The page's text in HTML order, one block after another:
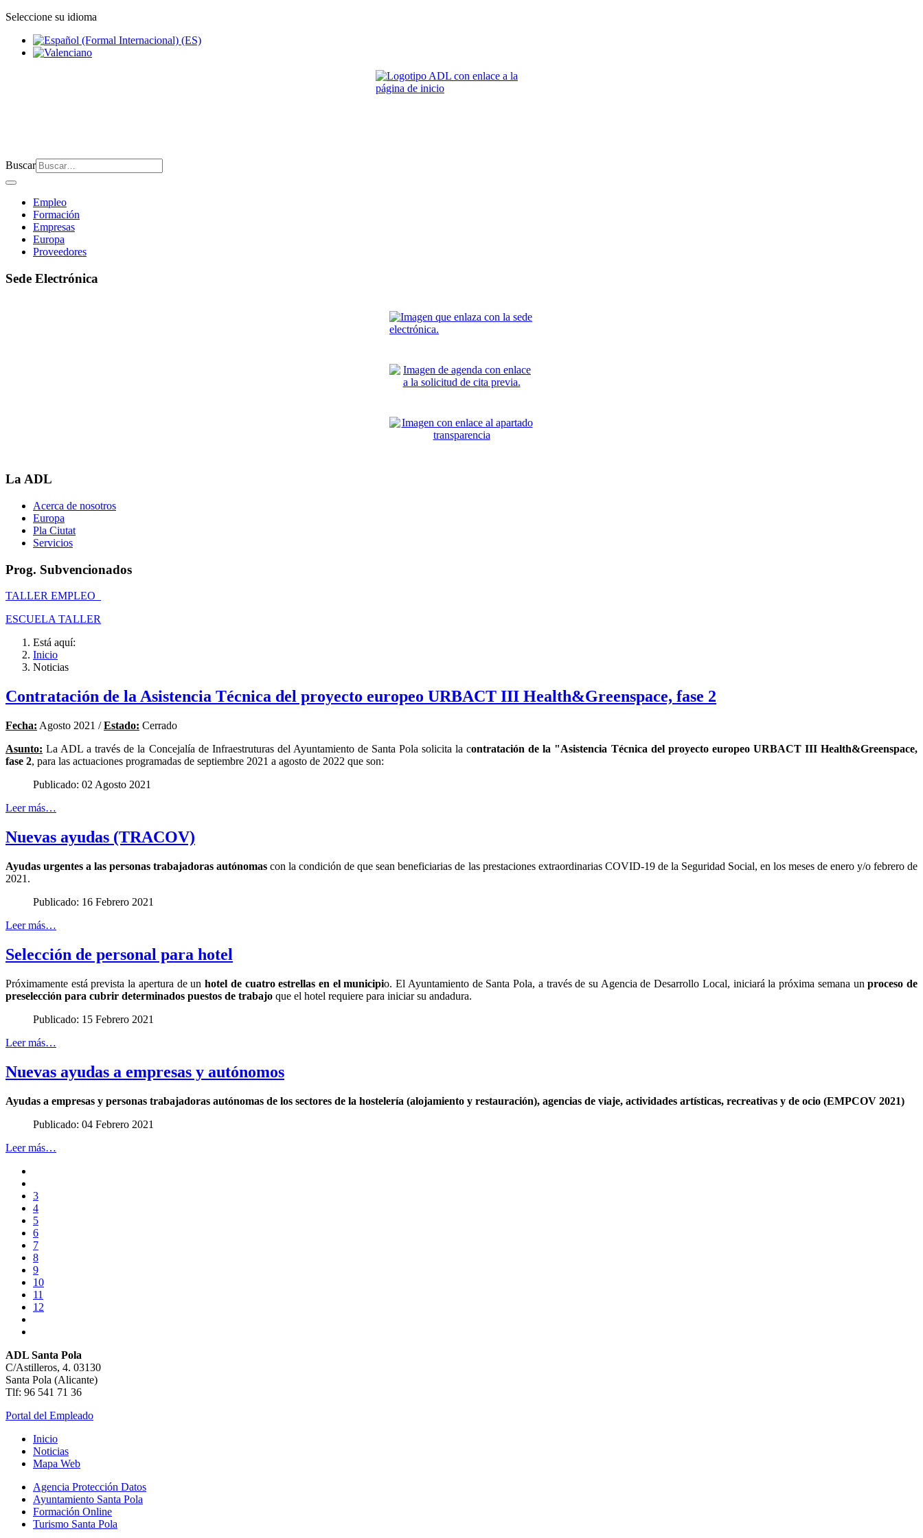
Seleccione su idioma
Buscar
Empleo
Formación
Empresas
Europa
Proveedores
Sede Electrónica
La ADL
Acerca de nosotros
Europa
Pla Ciutat
Servicios
Prog. Subvencionados
TALLER EMPLEO
ESCUELA TALLER
Está aquí:
Inicio
Noticias
Contratación de la Asistencia Técnica del proyecto europeo URBACT III Health&Greenspace, fase 2
Fecha: Agosto 2021 /Estado: Cerrado
Asunto: La ADL a través de la Concejalía de Infraestruturas del Ayuntamiento de Santa Pola solicita la contratación de la "Asistencia Técnica del proyecto europeo URBACT III Health&Greenspace,
fase 2, para las actuaciones programadas de septiembre 2021 a agosto de 2022 que son:
Publicado: 02 Agosto 2021
Leer más…
Nuevas ayudas (TRACOV)
Ayudas urgentes a las personas trabajadoras autónomas con la condición de que sean beneficiarias de las prestaciones extraordinarias COVID-19 de la Seguridad Social, en los meses de enero y/o febrero de
2021.
Publicado: 16 Febrero 2021
Leer más…
Selección de personal para hotel
Próximamente está prevista la apertura de unhotel de cuatro estrellas en el municipio. El Ayuntamiento de Santa Pola, a través de su Agencia de Desarrollo Local, iniciará la próxima semana un proceso de
preselección para cubrir determinados puestos de trabajo que el hotel requiere para iniciar su andadura.
Publicado: 15 Febrero 2021
Leer más…
Nuevas ayudas a empresas y autónomos
Ayudas a empresas y personas trabajadoras autónomas de los sectores de la hostelería (alojamiento y restauración), agencias de viaje, actividades artísticas, recreativas y de ocio (EMPCOV 2021)
Publicado: 04 Febrero 2021
Leer más…
3
4
5
6
7
8
9
10
11
12
ADL Santa Pola
C/Astilleros, 4. 03130
Santa Pola (Alicante)
Tlf: 96 541 71 36
Portal del Empleado
Inicio
Noticias
Mapa Web
Agencia Protección Datos
Ayuntamiento Santa Pola
Formación Online
Turismo Santa Pola